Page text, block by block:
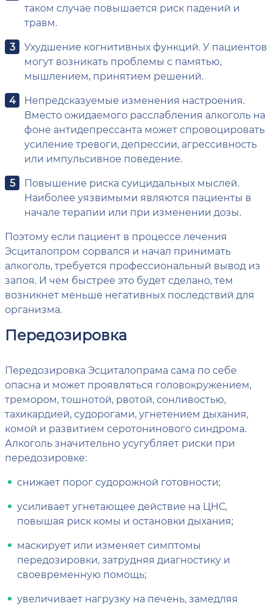
таком случае повышается риск падений и
травм.
Ухудшение когнитивных функций. У пациентов
могут возникать проблемы с памятью,
мышлением, принятием решений.
Непредсказуемые изменения настроения.
Вместо ожидаемого расслабления алкоголь на
фоне антидепрессанта может спровоцировать
усиление тревоги, депрессии, агрессивность
или импульсивное поведение.
Повышение риска суицидальных мыслей.
Наиболее уязвимыми являются пациенты в
начале терапии или при изменении дозы.
Поэтому если пациент в процессе лечения
Эсциталопром сорвался и начал принимать
алкоголь, требуется профессиональный вывод из
запоя. И чем быстрее это будет сделано, тем
возникнет меньше негативных последствий для
организма.
Передозировка
Передозировка Эсциталопрама сама по себе
опасна и может проявляться головокружением,
тремором, тошнотой, рвотой, сонливостью,
тахикардией, судорогами, угнетением дыхания,
комой и развитием серотонинового синдрома.
Алкоголь значительно усугубляет риски при
передозировке:
снижает порог судорожной готовности;
усиливает угнетающее действие на ЦНС,
повышая риск комы и остановки дыхания;
маскирует или изменяет симптомы
передозировки, затрудняя диагностику и
своевременную помощь;
увеличивает нагрузку на печень, замедляя